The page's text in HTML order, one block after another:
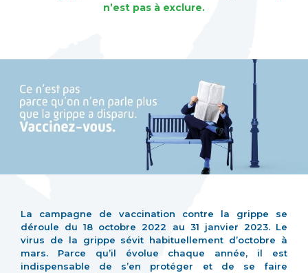
n’est pas à exclure.
La campagne de vaccination contre la grippe se
déroule du 18 octobre 2022 au 31 janvier 2023. Le
virus de la grippe sévit habituellement d’octobre à
mars. Parce qu’il évolue chaque année, il est
indispensable de s’en protéger et de se faire